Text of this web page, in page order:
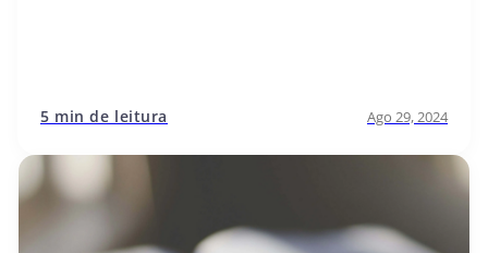
5 min de leitura Ago 29, 2024